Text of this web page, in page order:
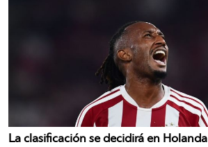
La clasificación se decidirá en Holanda